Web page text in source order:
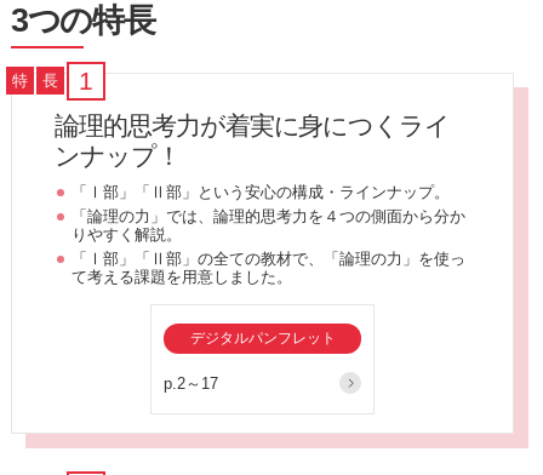
3つの特長
特 長
1
論理的思考力が着実に身につくライ
ンナップ！
「Ⅰ部」「Ⅱ部」という安心の構成・ラインナップ。
「論理の力」では、論理的思考力を４つの側面から分か
りやすく解説。
「Ⅰ部」「Ⅱ部」の全ての教材で、「論理の力」を使っ
て考える課題を用意しました。
デジタルパンフレット
p.2～17